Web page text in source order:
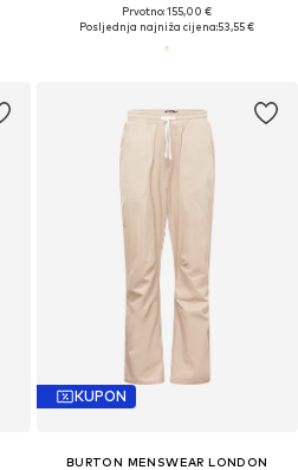
Prvotno: 155,00 €
Posljednja najniža cijena:53,55 €
KUPON
BURTON MENSWEAR LONDON